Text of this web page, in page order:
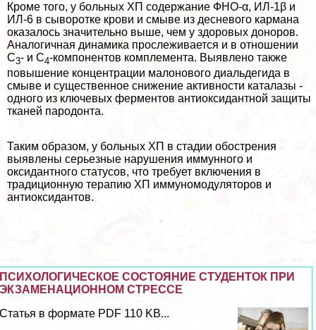
Кроме того, у больных ХП содержание ФНО-α, ИЛ-1β и
ИЛ-6 в сыворотке крови и смыве из десневого кармана
оказалось значительно выше, чем у здоровых доноров.
Аналогичная динамика прослеживается и в отношении
С3- и С4-компонентов комплемента. Выявлено также
повышение концентрации малонового диальдегида в
смыве и существенное снижение активности каталазы -
одного из ключевых ферментов антиоксидантной защиты
тканей пародонта.
Таким образом, у больных ХП в стадии обострения
выявлены серьезные нарушения иммунного и
оксидантного статусов, что требует включения в
традиционную терапию ХП иммуномодуляторов и
антиоксидантов.
ПСИХОЛОГИЧЕСКОЕ СОСТОЯНИЕ СТУДЕНТОК ПРИ
ЭКЗАМЕНАЦИОННОМ СТРЕССЕ
Статья в формате PDF 110 KB...